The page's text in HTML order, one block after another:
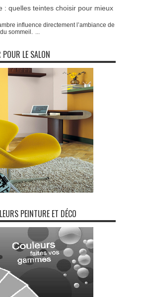
: quelles teintes choisir pour mieux
influence directement l’ambiance de
sommeil.
LE SALON
PEINTURE ET DÉCO